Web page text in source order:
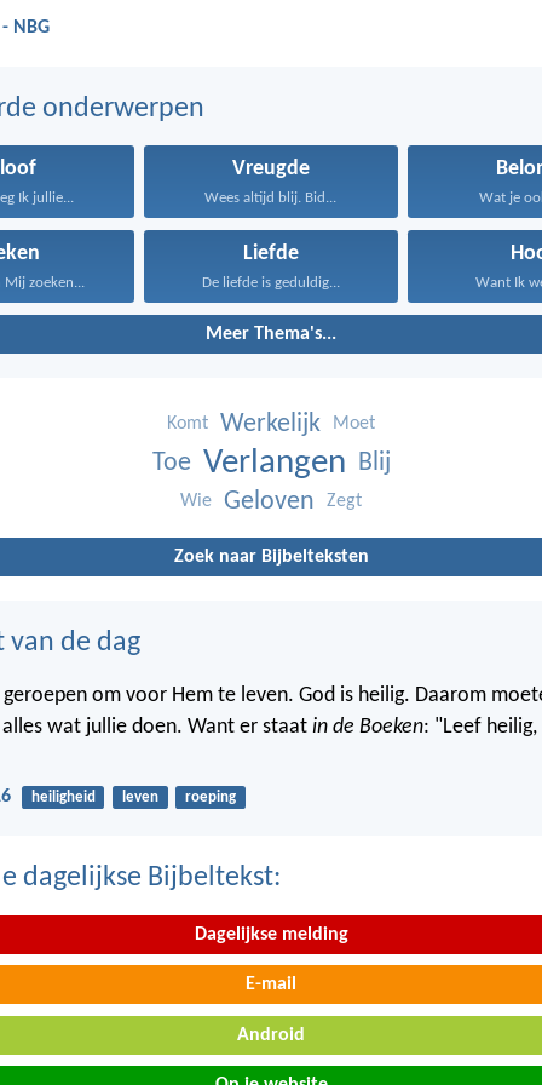
NBG
onderwerpen
Ik jullie...
Vreugde
Wees altijd blij. Bid... Wat je
Mij zoeken...
Liefde
De liefde is geduldig... Want Ik
Meer Thema's...
Komt Werkelijk Moet
Toe Verlangen Blij
Wie Geloven Zegt
Zoek naar Bijbelteksten
van de dag
om voor Hem te leven. God is heilig. Daarom
wat jullie doen. Want er staat in de Boeken: "Leef
heiligheid leven roeping
dagelijkse Bijbeltekst:
Dagelijkse melding
E-mail
Android